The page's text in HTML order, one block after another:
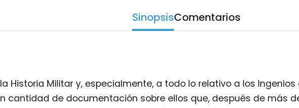
SinopsisComentarios
Historia Militar y, especialmente, a todo lo relativo a los Ingenios
cantidad de documentación sobre ellos que, después de más